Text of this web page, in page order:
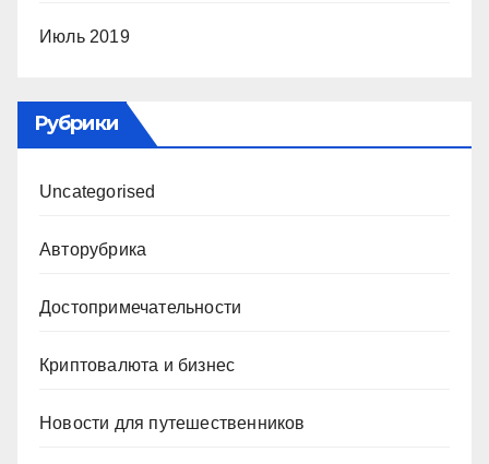
Июль 2019
Рубрики
Uncategorised
Авторубрика
Достопримечательности
Криптовалюта и бизнес
Новости для путешественников